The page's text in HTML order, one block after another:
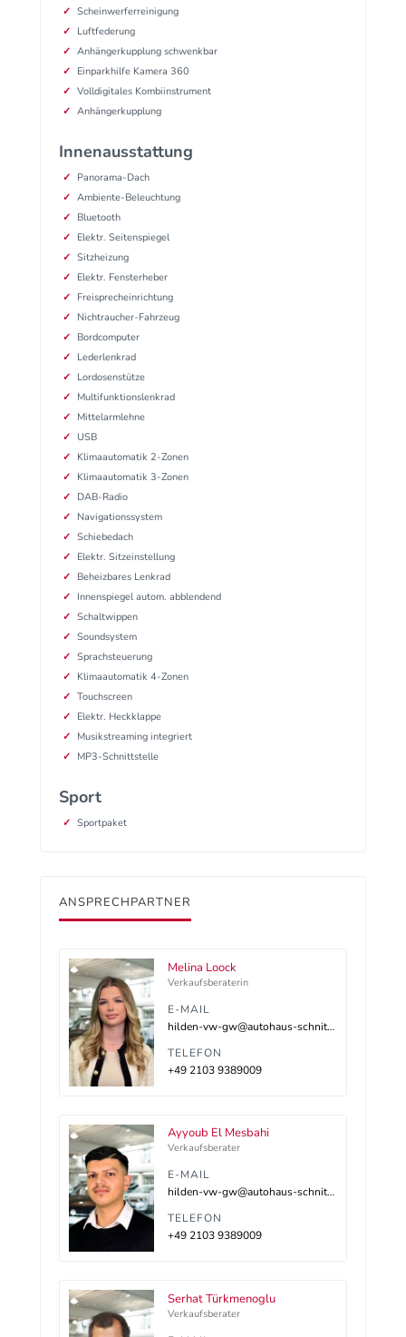
Scheinwerferreinigung
Luftfederung
Anhängerkupplung schwenkbar
Einparkhilfe Kamera 360
Volldigitales Kombiinstrument
Anhängerkupplung
Innenausstattung
Panorama-Dach
Ambiente-Beleuchtung
Bluetooth
Elektr. Seitenspiegel
Sitzheizung
Elektr. Fensterheber
Freisprecheinrichtung
Nichtraucher-Fahrzeug
Bordcomputer
Lederlenkrad
Lordosenstütze
Multifunktionslenkrad
Mittelarmlehne
USB
Klimaautomatik 2-Zonen
Klimaautomatik 3-Zonen
DAB-Radio
Navigationssystem
Schiebedach
Elektr. Sitzeinstellung
Beheizbares Lenkrad
Innenspiegel autom. abblendend
Schaltwippen
Soundsystem
Sprachsteuerung
Klimaautomatik 4-Zonen
Touchscreen
Elektr. Heckklappe
Musikstreaming integriert
MP3-Schnittstelle
Sport
Sportpaket
ANSPRECHPARTNER
Melina Loock
Verkaufsberaterin
E-MAIL
hilden-vw-gw@autohaus-schnitzler.dealerdesk.de
TELEFON
+49 2103 9389009
Ayyoub El Mesbahi
Verkaufsberater
E-MAIL
hilden-vw-gw@autohaus-schnitzler.dealerdesk.de
TELEFON
+49 2103 9389009
Serhat Türkmenoglu
Verkaufsberater